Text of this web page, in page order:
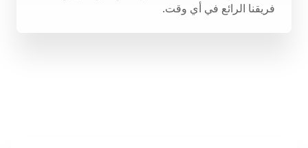
فريقنا الرائع في أي وقت.